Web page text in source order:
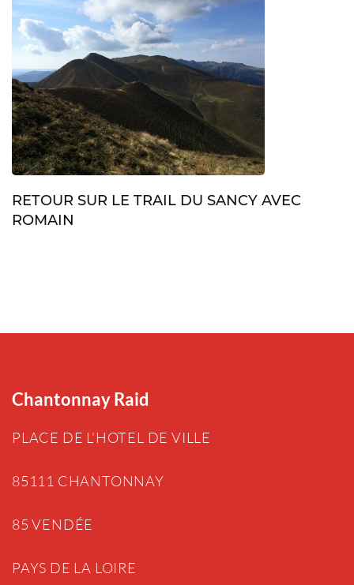
RETOUR SUR LE TRAIL DU SANCY AVEC
ROMAIN
Chantonnay Raid
PLACE DE L’HOTEL DE VILLE
85111 CHANTONNAY
85 VENDÉE
PAYS DE LA LOIRE